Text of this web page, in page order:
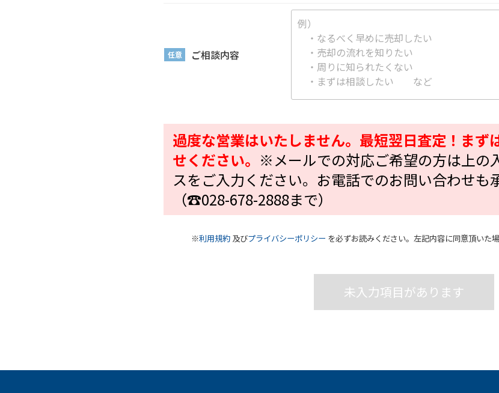
任意 ご相談内容
過度な営業はいたしません。最短翌日査定！まず
せください。 ※メールでの対応ご希望の方は上の
スをご入力ください。お電話でのお問い合わせも
（☎028-678-2888まで）
※利用規約 及びプライバシーポリシー を必ずお読みください。左記内容に同意頂いた
未入力項目があります